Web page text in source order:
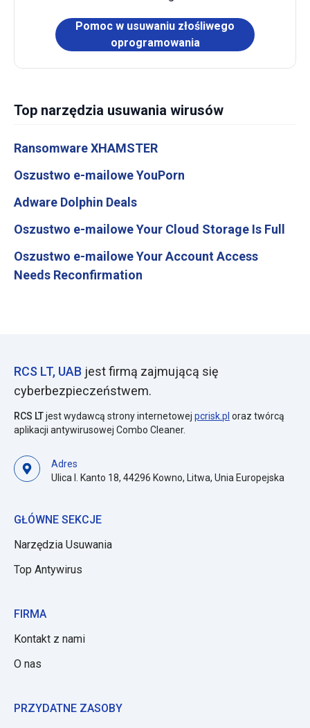
Pomoc w usuwaniu złośliwego
oprogramowania
Top narzędzia usuwania wirusów
Ransomware XHAMSTER
Oszustwo e-mailowe YouPorn
Adware Dolphin Deals
Oszustwo e-mailowe Your Cloud Storage Is Full
Oszustwo e-mailowe Your Account Access
Needs Reconfirmation
RCS LT, UAB jest firmą zajmującą się
cyberbezpieczeństwem.
RCS LTjest wydawcą strony internetowej pcrisk.pl oraz twórcą
aplikacji antywirusowej Combo Cleaner.
Adres
Ulica I. Kanto 18, 44296 Kowno, Litwa, Unia Europejska
GŁÓWNE SEKCJE
Narzędzia Usuwania
Top Antywirus
FIRMA
Kontakt z nami
O nas
PRZYDATNE ZASOBY